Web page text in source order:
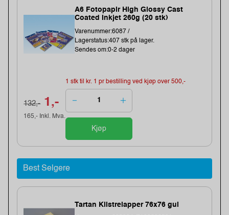
A6 Fotopapir High Glossy Cast
Coated Inkjet 260g (20 stk)
Varenummer:6087 /
Lagerstatus:407 stk på lager.
Sendes om:0-2 dager
132,- 1,-
165,- Inkl. Mva.
1 stk til kr. 1 pr bestilling ved kjøp over 500,-
Kjøp
Best Selgere
Tartan Klistrelapper 76x76 gul